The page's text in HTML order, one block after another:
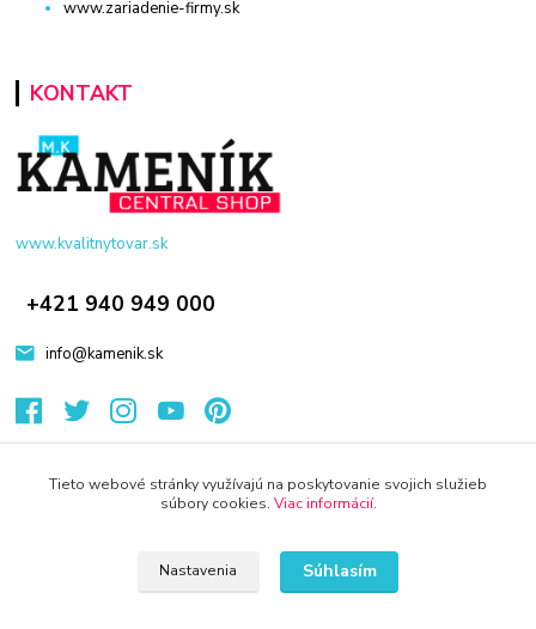
www.zariadenie-firmy.sk
KONTAKT
www.kvalitnytovar.sk
+421 940 949 000
info@kamenik.sk
Tieto webové stránky využívajú na poskytovanie svojich služieb
súbory cookies. Viac informácií.
Nastavenia Súhlasím